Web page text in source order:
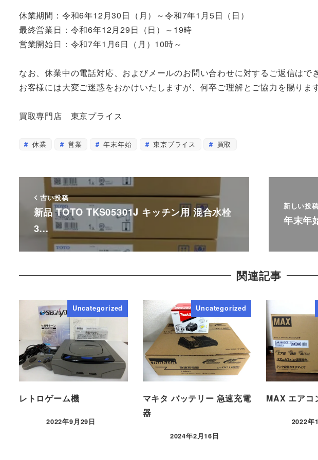
休業期間：令和6年12月30日（月）～令和7年1月5日（日）
最終営業日：令和6年12月29日（日）～19時
営業開始日：令和7年1月6日（月）10時～
なお、休業中の電話対応、およびメールのお問い合わせに対するご返信はで
お客様には大変ご迷惑をおかけいたしますが、何卒ご理解とご協力を賜りま
買取専門店 東京プライス
休業 営業 年末年始 東京プライス 買取
古い投稿
新品 TOTO TKS05301J キッチン用 混合水栓
3…
新しい投稿
年末年
関連記事
Uncategorized
レトロゲーム機
2022年9月29日
Uncategorized
マキタ バッテリー 急速充電
器
2024年2月16日
MAX エアコ
2022年